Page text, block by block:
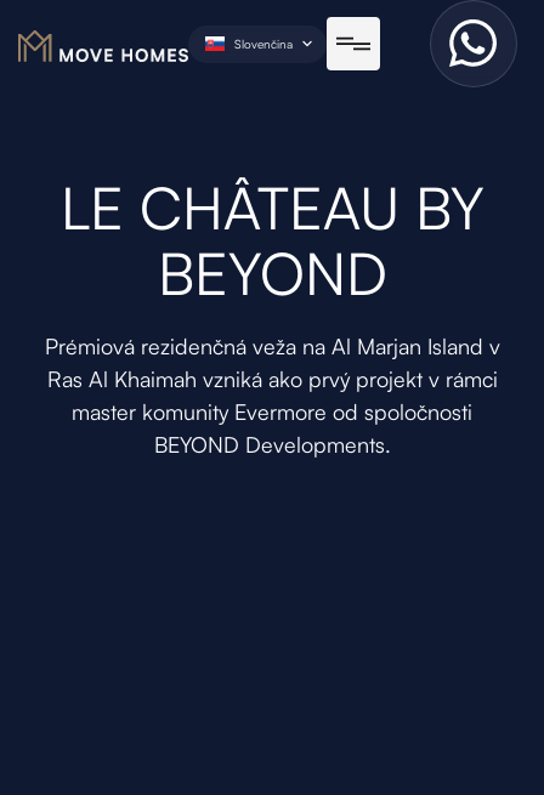
Slovenčina
LE CHÂTEAU BY
BEYOND
Prémiová rezidenčná veža na Al Marjan Island v
Ras Al Khaimah vzniká ako prvý projekt v rámci
master komunity Evermore od spoločnosti
BEYOND Developments.